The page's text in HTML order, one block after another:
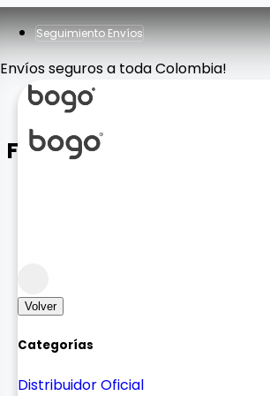
Seguimiento Envíos
Envíos seguros a toda Colombia!
Volver
Categorías
Distribuidor Oficial
Funda Moshino Airpods 4